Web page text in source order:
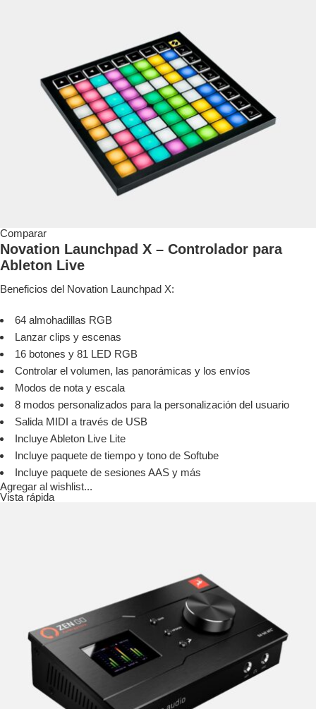
Comparar
Novation Launchpad X – Controlador para
Ableton Live
Beneficios del Novation Launchpad X:
64 almohadillas RGB
Lanzar clips y escenas
16 botones y 81 LED RGB
Controlar el volumen, las panorámicas y los envíos
Modos de nota y escala
8 modos personalizados para la personalización del usuario
Salida MIDI a través de USB
Incluye Ableton Live Lite
Incluye paquete de tiempo y tono de Softube
Incluye paquete de sesiones AAS y más
Agregar al wishlist...
Vista rápida